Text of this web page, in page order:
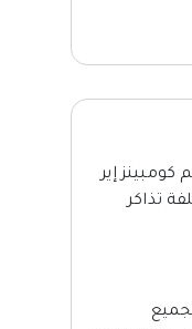
باستخدام كود خصم كومبينز إير
تذاكر